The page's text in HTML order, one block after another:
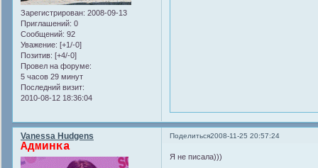
Зарегистрирован: 2008-09-13
Приглашений: 0
Сообщений: 92
Уважение: [+1/-0]
Позитив: [+4/-0]
Провел на форуме:
5 часов 29 минут
Последний визит:
2010-08-12 18:36:04
Поделиться2008-11-25 20:57:24
Vanessa Hudgens
Админка
Я не писала)))